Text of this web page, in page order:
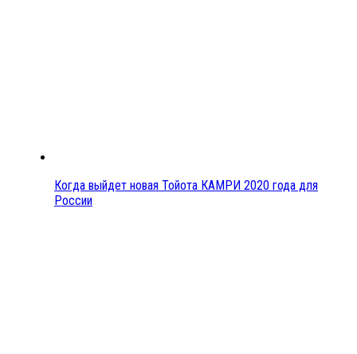
Когда выйдет новая Тойота КАМРИ 2020 года для
России